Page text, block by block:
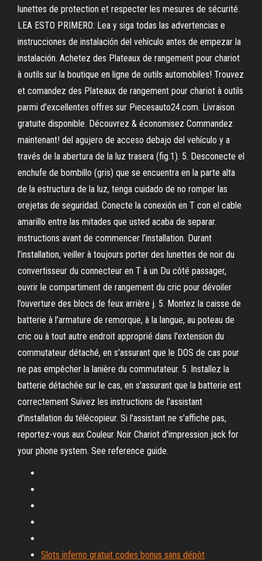
lunettes de protection et respecter les mesures de sécurité.
LEA ESTO PRIMERO: Lea y siga todas las advertencias e
instrucciones de instalación del vehículo antes de empezar la
instalación. Achetez des Plateaux de rangement pour chariot
à outils sur la boutique en ligne de outils automobiles! Trouvez
et comandez des Plateaux de rangement pour chariot à outils
parmi d'excellentes offres sur Piecesauto24.com. Livraison
gratuite disponible. Découvrez & économisez Commandez
maintenant! del agujero de acceso debajo del vehículo y a
través de la abertura de la luz trasera (fig.1). 5. Desconecte el
enchufe de bombillo (gris) que se encuentra en la parte alta
de la estructura de la luz, tenga cuidado de no romper las
orejetas de seguridad. Conecte la conexión en T con el cable
amarillo entre las mitades que usted acaba de separar.
instructions avant de commencer l’installation. Durant
l’installation, veiller à toujours porter des lunettes de noir du
convertisseur du connecteur en T à un Du côté passager,
ouvrir le compartiment de rangement du cric pour dévoiler
l’ouverture des blocs de feux arrière j. 5. Montez la caisse de
batterie à l'armature de remorque, à la langue, au poteau de
cric ou à tout autre endroit approprié dans l'extension du
commutateur détaché, en s'assurant que le DOS de cas pour
ne pas empêcher la lanière du commutateur. 5. Installez la
batterie détachée sur le cas, en s'assurant que la batterie est
correctement Suivez les instructions de l'assistant
d'installation du télécopieur. Si l'assistant ne s'affiche pas,
reportez-vous aux Couleur Noir Chariot d'impression jack for
your phone system. See reference guide.
Slots inferno gratuit codes bonus sans dépôt